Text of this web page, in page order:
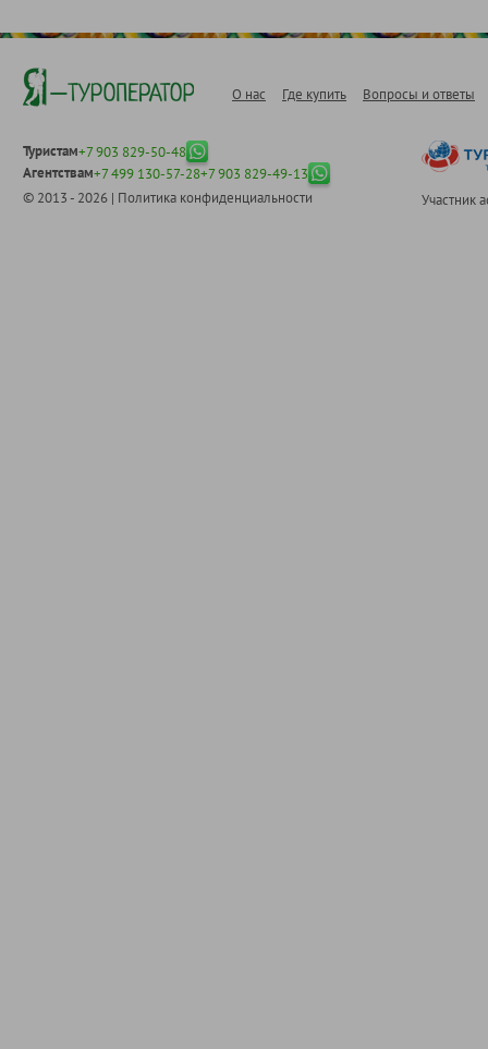
О нас Где купить Вопросы и ответы
Туристам+7 903 829-50-48
Агентствам+7 499 130-57-28+7 903 829-49-13
© 2013 - 2026 | Политика конфиденциальности Участник